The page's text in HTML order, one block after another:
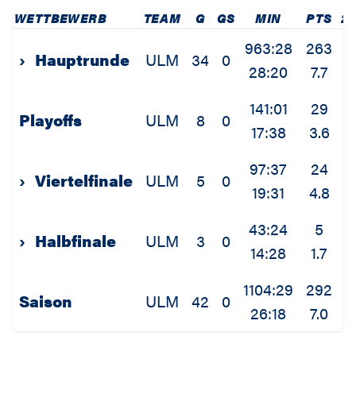
WETTBEWERB TEAM G GS MIN PTS
› Hauptrunde ULM 34 0
963:28
28:20
263
7.7
Playoffs ULM 8 0
141:01
17:38
29
3.6
› Viertelfinale ULM 5 0
97:37
19:31
24
4.8
› Halbfinale ULM 3 0
43:24
14:28
5
1.7
Saison ULM 42 0
1104:29
26:18
292
7.0